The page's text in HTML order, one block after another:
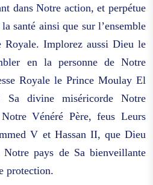
dans Notre action, et perpétue
santé ainsi que sur l’ensemble
Implorez aussi Dieu le
en la personne de Notre
Royale le Prince Moulay El
Sa divine miséricorde Notre
Vénéré Père, feus Leurs
V et Hassan II, que Dieu
pays de Sa bienveillante
protection.